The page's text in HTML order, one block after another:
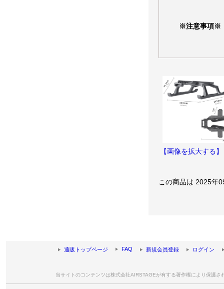
※注意事項※
【画像を拡大する】
この商品は 2025年
通販トップページ FAQ 新規会員登録 ログイン
当サイトのコンテンツは株式会社AIRSTAGEが有する著作権により保護